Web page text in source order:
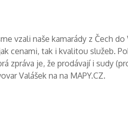
vzali naše kamarády z Čech
cenami, tak i kvalitou služeb.
zpráva je, že prodávají i sudy
Valášek na na MAPY.CZ.